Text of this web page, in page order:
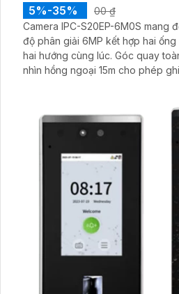
5%-35%
00 ₫
Camera IPC-S20EP-6M0S mang
độ phân giải 6MP kết hợp hai
hai hướng cùng lúc. Góc quay toàn cảnh 360° và tầm
nhìn hồng ngoại 15m cho phép
NVR tiện lợi.